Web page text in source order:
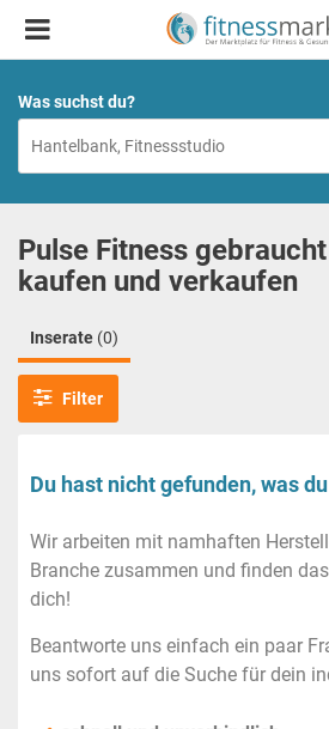
Was suchst du?
Pulse Fitness
kaufen und verkaufen
Inserate (0)
Filter
Du hast nicht gefunden, was
Wir arbeiten mit namhaften
Branche zusammen und finden
dich!
Beantworte uns einfach ein paar
uns sofort auf die Suche für dein